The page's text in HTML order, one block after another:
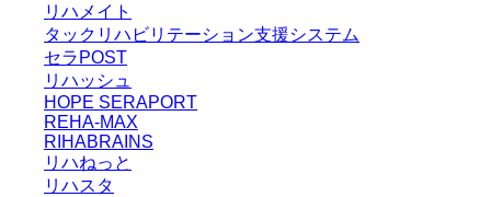
リハメイト
タックリハビリテーション支援システム
セラPOST
リハッシュ
HOPE SERAPORT
REHA-MAX
RIHABRAINS
リハねっと
リハスタ